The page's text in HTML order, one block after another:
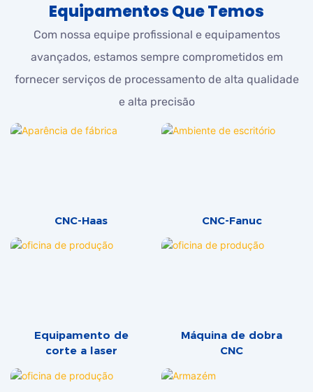
Equipamentos Que Temos
Com nossa equipe profissional e equipamentos
avançados, estamos sempre comprometidos em
fornecer serviços de processamento de alta qualidade
e alta precisão
CNC-Haas CNC-Fanuc
Equipamento de
corte a laser
Máquina de dobra
CNC